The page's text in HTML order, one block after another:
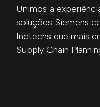
Unimos a
soluções Siemens
Indtechs que mais
Supply Chain